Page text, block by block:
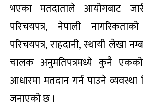
भएका मतदाताले आयोगबाट
परिचयपत्र, नेपाली नागरिकताको
परिचयपत्र, राहदानी, स्थायी लेखा
चालक अनुमतिपत्रमध्ये कुनै
आधारमा मतदान गर्न पाउने
जनाएको छ ।